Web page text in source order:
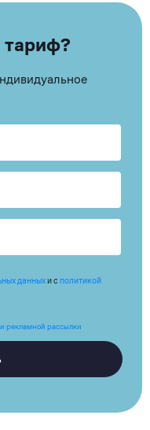
данныхи с политикой
рекламной рассылки